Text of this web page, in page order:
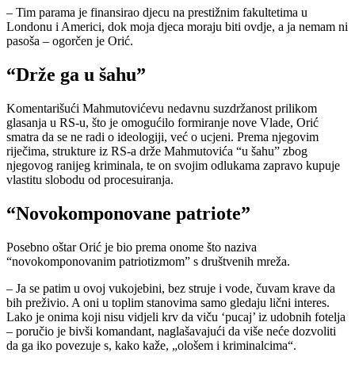
– Tim parama je finansirao djecu na prestižnim fakultetima u
Londonu i Americi, dok moja djeca moraju biti ovdje, a ja nemam ni
pasoša – ogorčen je Orić.
“Drže ga u šahu”
Komentarišući Mahmutovićevu nedavnu suzdržanost prilikom
glasanja u RS-u, što je omogućilo formiranje nove Vlade, Orić
smatra da se ne radi o ideologiji, već o ucjeni. Prema njegovim
riječima, strukture iz RS-a drže Mahmutovića “u šahu” zbog
njegovog ranijeg kriminala, te on svojim odlukama zapravo kupuje
vlastitu slobodu od procesuiranja.
“Novokomponovane patriote”
Posebno oštar Orić je bio prema onome što naziva
“novokomponovanim patriotizmom” s društvenih mreža.
– Ja se patim u ovoj vukojebini, bez struje i vode, čuvam krave da
bih preživio. A oni u toplim stanovima samo gledaju lični interes.
Lako je onima koji nisu vidjeli krv da viču ‘pucaj’ iz udobnih fotelja
– poručio je bivši komandant, naglašavajući da više neće dozvoliti
da ga iko povezuje s, kako kaže, „ološem i kriminalcima“.